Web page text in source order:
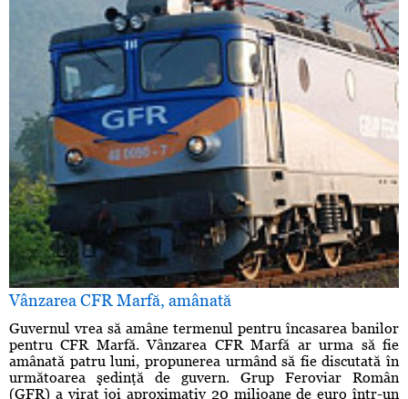
Vânzarea CFR Marfă, amânată
Guvernul vrea să amâne termenul pentru încasarea banilor
pentru CFR Marfă. Vânzarea CFR Marfă ar urma să fie
amânată patru luni, propunerea urmând să fie discutată în
următoarea şedinţă de guvern. Grup Feroviar Român
(GFR) a virat joi aproximativ 20 milioane de euro într-un